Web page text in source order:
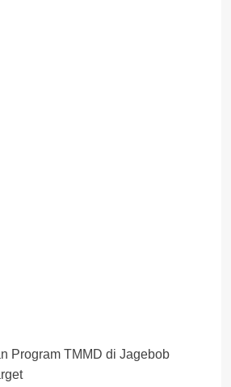
Program TMMD di Jagebob